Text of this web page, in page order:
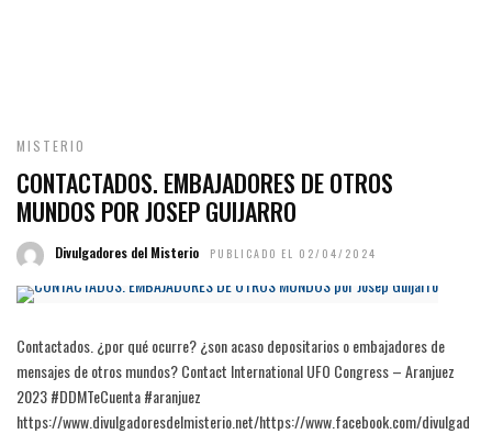
MISTERIO
CONTACTADOS. EMBAJADORES DE OTROS
MUNDOS POR JOSEP GUIJARRO
Divulgadores del Misterio PUBLICADO EL 02/04/2024
Contactados. ¿por qué ocurre? ¿son acaso depositarios o embajadores de
mensajes de otros mundos? Contact International UFO Congress – Aranjuez
2023 #DDMTeCuenta #aranjuez
https://www.divulgadoresdelmisterio.net/https://www.facebook.com/divulgad